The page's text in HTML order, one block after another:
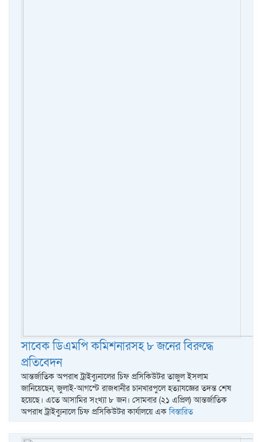
সাবেক ডিএমপি কমিশনারসহ ৮ জনের বিরুদ্ধে
প্রতিবেদন
আন্তর্জাতিক অপরাধ ট্রাইব্যুনালের চিফ প্রসিকিউটর তাজুল ইসলাম
জানিয়েছেন, জুলাই-আগস্টে রাজধানীর চানখারপুলে হত্যাযজ্ঞের তদন্ত শেষ
হয়েছে। এতে আসামির সংখ্যা ৮ জন। সোমবার (২১ এপ্রিল) আন্তর্জাতিক
অপরাধ ট্রাইব্যুনালে চিফ প্রসিকিউটর কার্যালয়ে একবিস্তারিত